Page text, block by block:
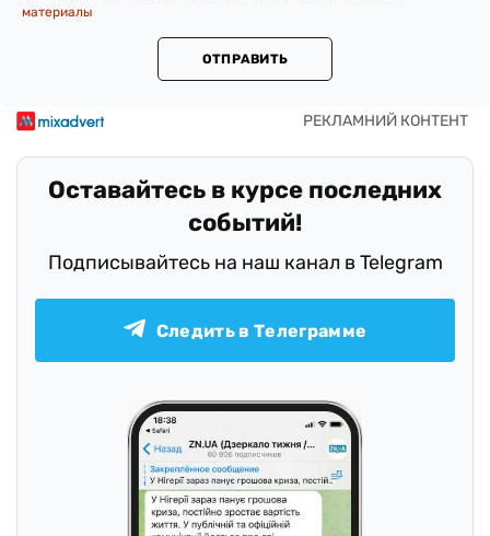
материалы
ОТПРАВИТЬ
Оставайтесь в курсе последних
событий!
Подписывайтесь на наш канал в Telegram
Следить в Телеграмме